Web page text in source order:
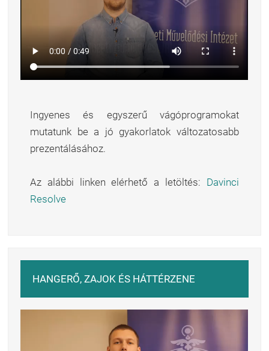
Ingyenes és egyszerű vágóprogramokat
mutatunk be a jó gyakorlatok változatosabb
prezentálásához.
Az alábbi linken elérhető a letöltés: Davinci
Resolve
HANGERŐ, ZAJOK ÉS HÁTTÉRZENE